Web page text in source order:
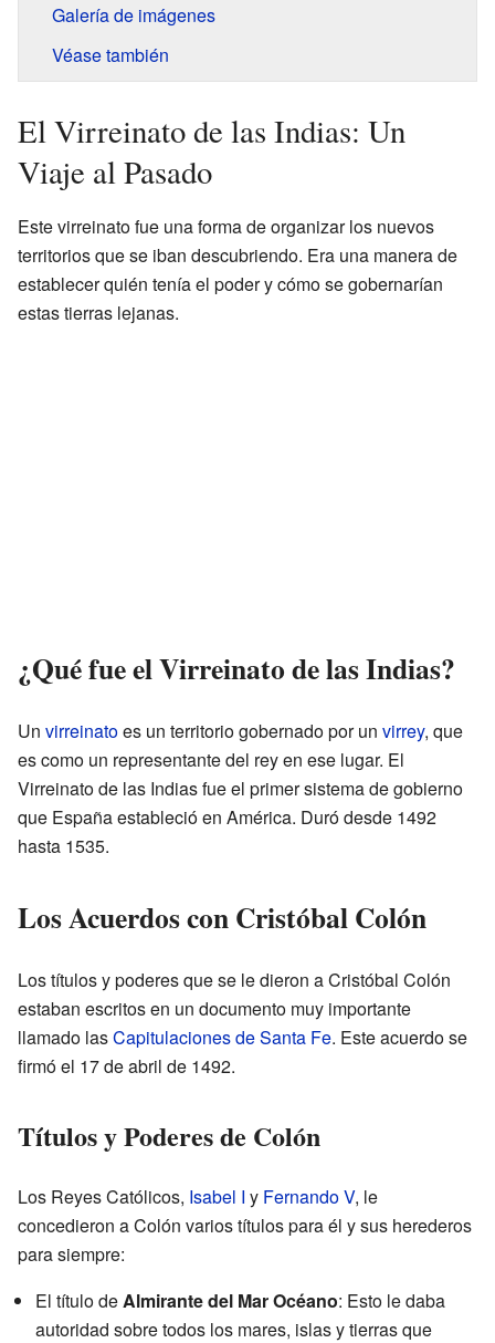
Galería de imágenes
Véase también
El Virreinato de las Indias: Un
Viaje al Pasado
Este virreinato fue una forma de organizar los nuevos
territorios que se iban descubriendo. Era una manera de
establecer quién tenía el poder y cómo se gobernarían
estas tierras lejanas.
¿Qué fue el Virreinato de las Indias?
Un virreinatoes un territorio gobernado por un virrey, que
es como un representante del rey en ese lugar. El
Virreinato de las Indias fue el primer sistema de gobierno
que España estableció en América. Duró desde 1492
hasta 1535.
Los Acuerdos con Cristóbal Colón
Los títulos y poderes que se le dieron a Cristóbal Colón
estaban escritos en un documento muy importante
llamado lasCapitulaciones de Santa Fe. Este acuerdo se
firmó el 17 de abril de 1492.
Títulos y Poderes de Colón
Los Reyes Católicos, Isabel I y Fernando V, le
concedieron a Colón varios títulos para él y sus herederos
para siempre:
El título deAlmirante del Mar Océano: Esto le daba
autoridad sobre todos los mares, islas y tierras que